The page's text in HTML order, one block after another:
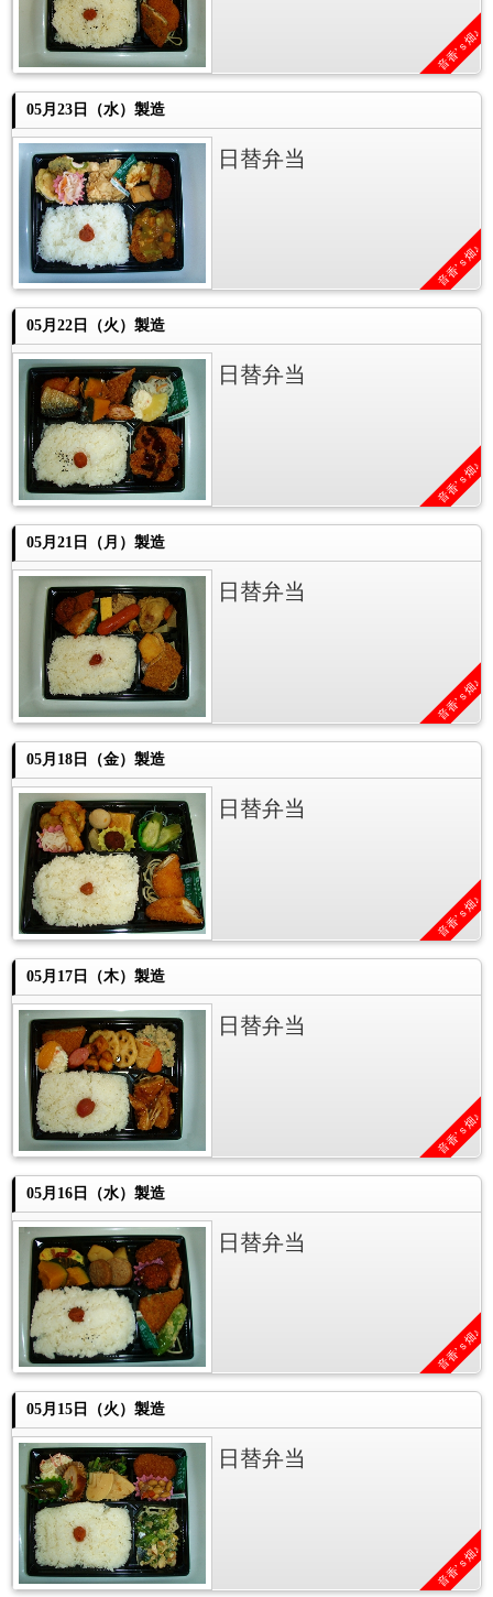
音香’ｓ畑♪
05月23日（水）製造
日替弁当
音香’ｓ畑♪
05月22日（火）製造
日替弁当
音香’ｓ畑♪
05月21日（月）製造
日替弁当
音香’ｓ畑♪
05月18日（金）製造
日替弁当
音香’ｓ畑♪
05月17日（木）製造
日替弁当
音香’ｓ畑♪
05月16日（水）製造
日替弁当
音香’ｓ畑♪
05月15日（火）製造
日替弁当
音香’ｓ畑♪